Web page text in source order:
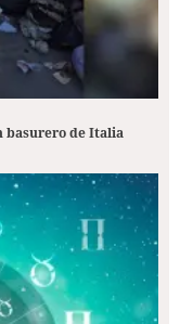
basurero de Italia